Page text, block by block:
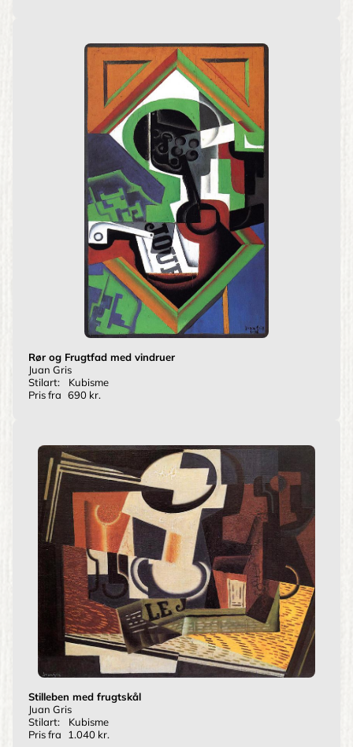
Rør og Frugtfad med vindruer
Juan Gris
Stilart:
Kubisme
Pris fra 690 kr.
Stilleben med frugtskål
Juan Gris
Stilart:
Kubisme
Pris fra
1.040 kr.